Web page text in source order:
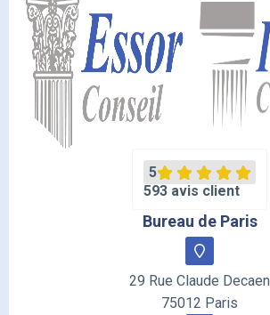
5
593 avis client
Bureau de Paris
29 Rue Claude Decaen
75012 Paris